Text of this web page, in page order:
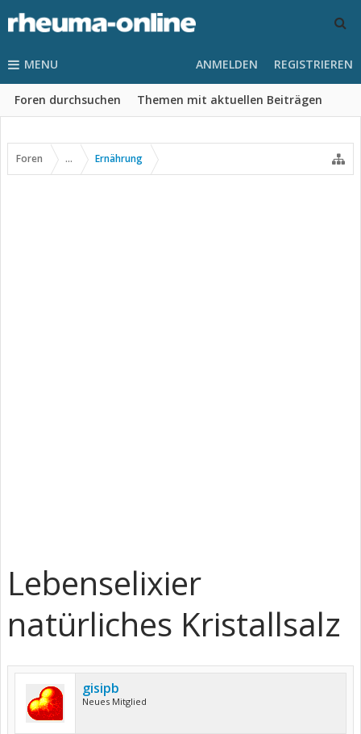
MENU
Foren durchsuchen Themen mit aktuellen Beiträgen
ANMELDEN REGISTRIEREN
Foren ... Ernährung
Lebenselixier
natürliches Kristallsalz
gisipb
Neues Mitglied